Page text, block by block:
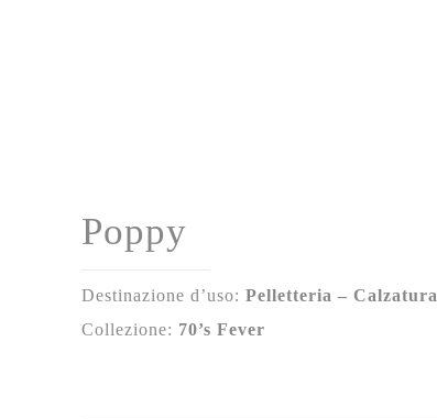
Poppy
Destinazione d’uso: Pelletteria – Calzatura
Collezione: 70’s Fever